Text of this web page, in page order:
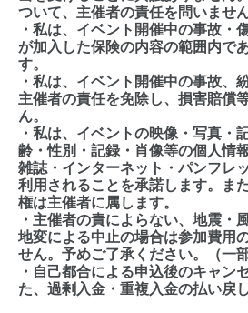
ついて、主催者の責任を問いません
・私は、イベント開催中の事故・
が加入した保険の内容の範囲内で
す。
・私は、イベント開催中の事故、
主催者の責任を免除し、損害賠償
ん。
・私は、イベントの映像・写真・
齢・性別・記録・肖像等の個人情
雑誌・インターネット・パンフレ
利用されることを承諾します。ま
権は主催者に属します。
・主催者の責によらない、地震・
地変による中止の場合は参加費用
せん。予めご了承ください。（一部
・自己都合による申込後のキャン
た、過剰入金・重複入金の払い戻